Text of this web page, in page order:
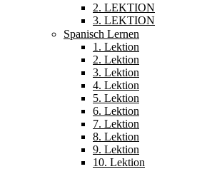
2. LEKTION
3. LEKTION
Spanisch Lernen
1. Lektion
2. Lektion
3. Lektion
4. Lektion
5. Lektion
6. Lektion
7. Lektion
8. Lektion
9. Lektion
10. Lektion